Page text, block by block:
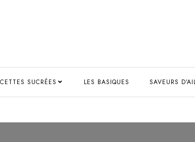
SUCRÉES LES BASIQUES SAVEURS